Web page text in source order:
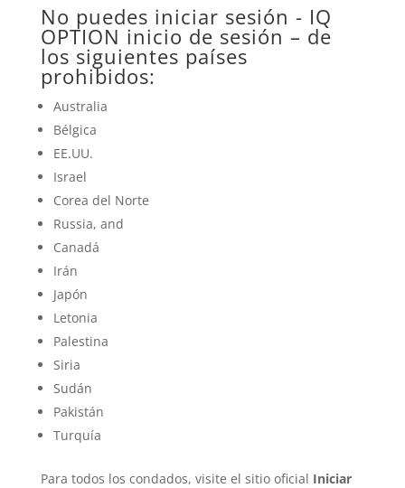
No puedes iniciar sesión - IQ
OPTION inicio de sesión – de
los siguientes países
prohibidos:
Australia
Bélgica
EE.UU.
Israel
Corea del Norte
Russia, and
Canadá
Irán
Japón
Letonia
Palestina
Siria
Sudán
Pakistán
Turquía
Para todos los condados, visite el sitio oficial Iniciar